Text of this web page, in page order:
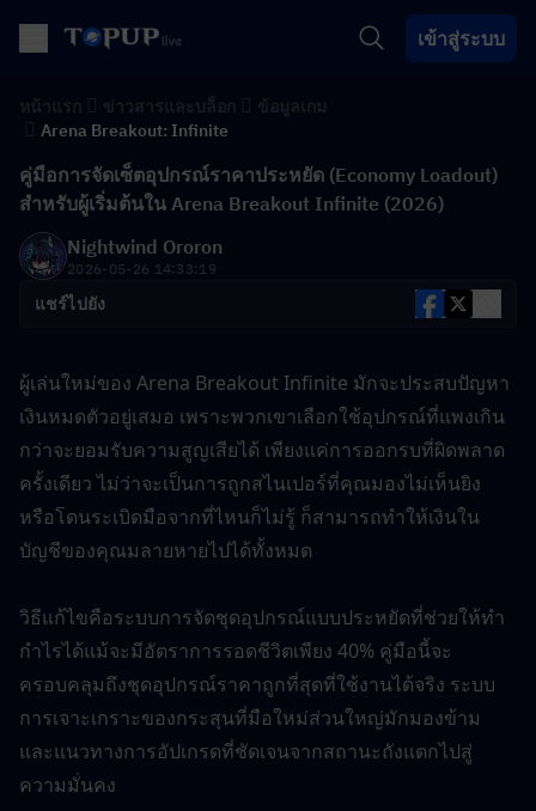
เข้าสู่ระบบ
Arena Breakout: Infinite
คู่มือการจัดเซ็ตอุปกรณ์ราคาประหยัด (Economy Loadout)
สำหรับผู้เริ่มต้นใน Arena Breakout Infinite (2026)
Nightwind Ororon
2026-05-26 14:33:19
แชร์ไปยัง
ผู้เล่นใหม่ของ Arena Breakout Infinite มักจะประสบปัญหา
เงินหมดตัวอยู่เสมอ เพราะพวกเขาเลือกใช้อุปกรณ์ที่แพงเกิน
กว่าจะยอมรับความสูญเสียได้ เพียงแค่การออกรบที่ผิดพลาด
ครั้งเดียว ไม่ว่าจะเป็นการถูกสไนเปอร์ที่คุณมองไม่เห็นยิง
หรือโดนระเบิดมือจากที่ไหนก็ไม่รู้ ก็สามารถทำให้เงินใน
บัญชีของคุณมลายหายไปได้ทั้งหมด
วิธีแก้ไขคือระบบการจัดชุดอุปกรณ์แบบประหยัดที่ช่วยให้ทำ
กำไรได้แม้จะมีอัตราการรอดชีวิตเพียง 40% คู่มือนี้จะ
ครอบคลุมถึงชุดอุปกรณ์ราคาถูกที่สุดที่ใช้งานได้จริง ระบบ
การเจาะเกราะของกระสุนที่มือใหม่ส่วนใหญ่มักมองข้าม
และแนวทางการอัปเกรดที่ชัดเจนจากสถานะถังแตกไปสู่
ความมั่นคง